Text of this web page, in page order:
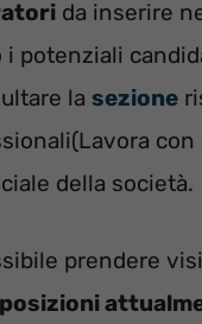
da inserire
i potenziali
la sezione
con
della società.
prendere
posizioni